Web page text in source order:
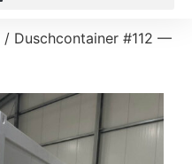
/ Duschcontainer #112 —